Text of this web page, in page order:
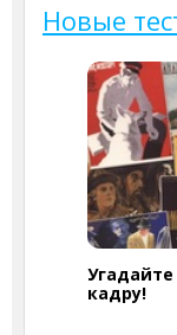
Новые
кадру!